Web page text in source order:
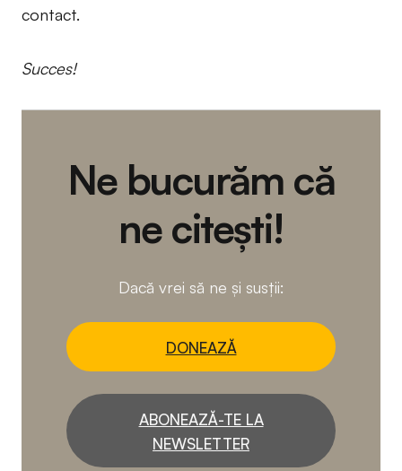
contact.
Succes!
Ne bucurăm că
ne citești!
Dacă vrei să ne și susții:
DONEAZĂ
ABONEAZĂ-TE LA
NEWSLETTER